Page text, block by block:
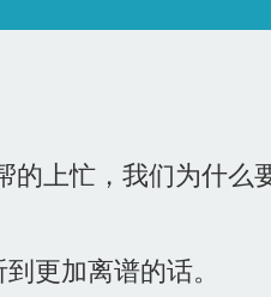
上忙，我们为什
更加离谱的话。